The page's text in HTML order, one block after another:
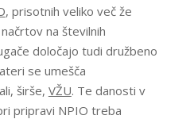
, prisotnih veliko več že
na številnih
določajo tudi družbeno
se umešča
širše, VŽU. Te danosti v
pripravi NPIO treba